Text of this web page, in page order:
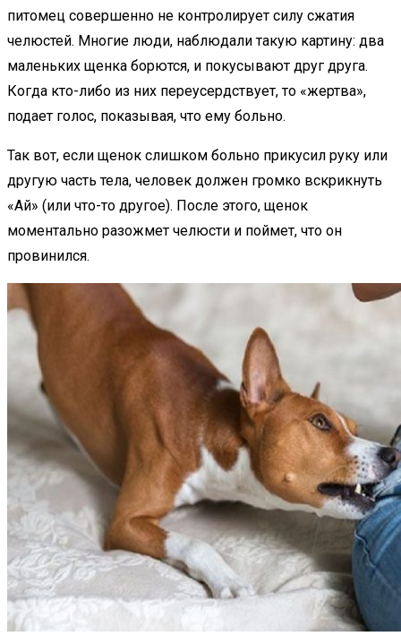
питомец совершенно не контролирует силу сжатия
челюстей. Многие люди, наблюдали такую картину: два
маленьких щенка борются, и покусывают друг друга.
Когда кто-либо из них переусердствует, то «жертва»,
подает голос, показывая, что ему больно.
Так вот, если щенок слишком больно прикусил руку или
другую часть тела, человек должен громко вскрикнуть
«Ай» (или что-то другое). После этого, щенок
моментально разожмет челюсти и поймет, что он
провинился.